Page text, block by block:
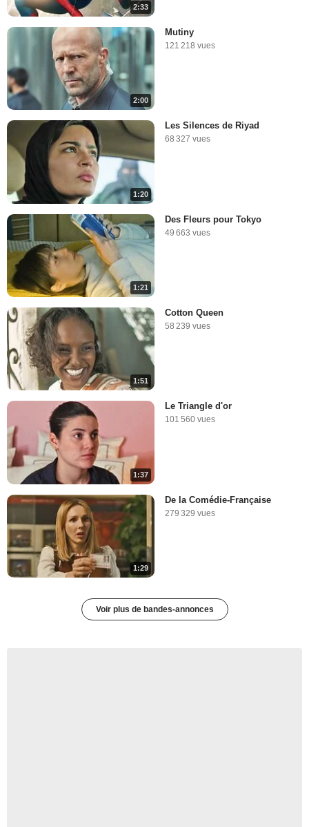
2:33
2:00
Mutiny
121 218 vues
1:20
Les Silences de Riyad
68 327 vues
1:21
Des Fleurs pour Tokyo
49 663 vues
1:51
Cotton Queen
58 239 vues
1:37
Le Triangle d'or
101 560 vues
1:29
De la Comédie-Française
279 329 vues
Voir plus de bandes-annonces